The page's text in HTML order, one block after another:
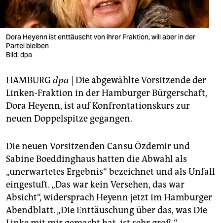
verlag
verlag
veranstaltungen
fragen & hilfe
unterstützen
genossenschaft
epaper login
Dora Heyenn ist enttäuscht von ihrer Fraktion, will aber in der
Partei bleiben
Bild: dpa
HAMBURGdpa | Die abgewählte Vorsitzende der
Linken-Fraktion in der Hamburger Bürgerschaft,
Dora Heyenn, ist auf Konfrontationskurs zur
neuen Doppelspitze gegangen.
Die neuen Vorsitzenden Cansu Özdemir und
Sabine Boeddinghaus hatten die Abwahl als
„unerwartetes Ergebnis“ bezeichnet und als Unfall
eingestuft. „Das war kein Versehen, das war
Absicht“, widersprach Heyenn jetzt im Hamburger
Abendblatt. „Die Enttäuschung über das, was Die